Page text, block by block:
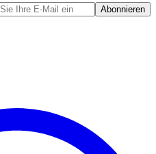
Abonnieren